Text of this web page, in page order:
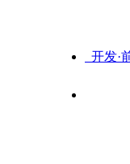
开发·
菜鸟教程
学的不仅是技术